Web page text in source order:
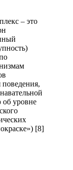
– это
уровне
[8]